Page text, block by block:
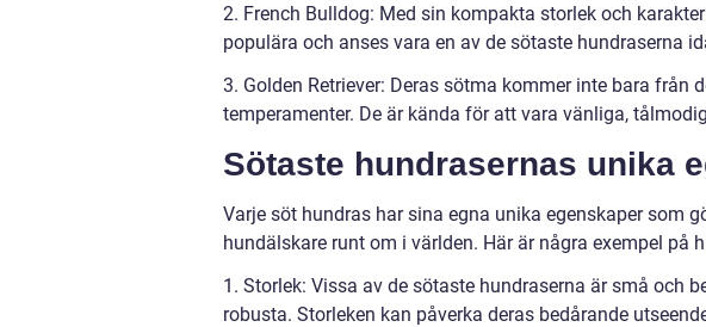
2. French Bulldog: Med sin kompakta storlek och
populära och anses vara en av de sötaste hundraserna
3. Golden Retriever: Deras sötma kommer inte bara från
temperamenter. De är kända för att vara vänliga,
Sötaste hundrasernas unika
Varje söt hundras har sina egna unika egenskaper som
hundälskare runt om i världen. Här är några exempel på
1. Storlek: Vissa av de sötaste hundraserna är små och
robusta. Storleken kan påverka deras bedårande